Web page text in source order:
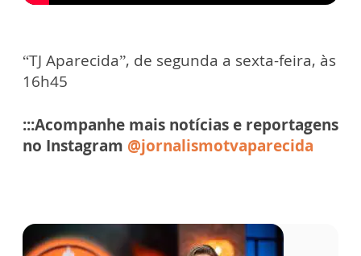
“TJ Aparecida”, de segunda a sexta-feira, às
16h45
:::Acompanhe mais notícias e reportagens
no Instagram @jornalismotvaparecida